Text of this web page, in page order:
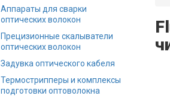
Аппараты для сварки
оптических волокон
Прецизионные скалыватели
оптических волокон
Задувка оптического кабеля
Термострипперы и комплексы
подготовки оптоволокна